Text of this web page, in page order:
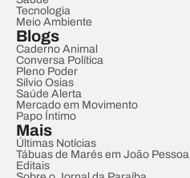
Tecnologia
Meio Ambiente
Blogs
Caderno Animal
Conversa Política
Pleno Poder
Sílvio Osias
Saúde Alerta
Mercado em Movimento
Papo Íntimo
Mais
Últimas Notícias
Tábuas de Marés em João Pessoa
Editais